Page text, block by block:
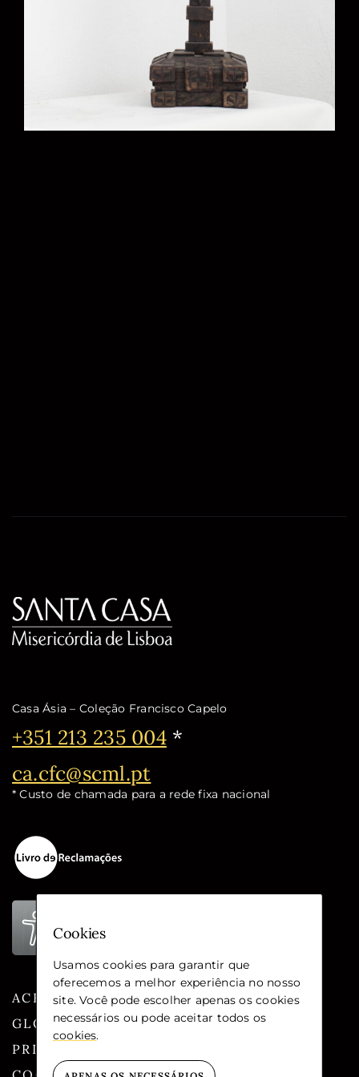
Casa Ásia – Coleção Francisco Capelo
Telefone:
+351 213 235 004*
Email:
ca.cfc@scml.pt
* Custo de chamada para a rede fixa nacional
ACESSIBILIDADE
GLOSSÁRIO
PRIVACIDADE
Cookies
Usamos cookies para garantir que
oferecemos a melhor experiência no nosso
site. Você pode escolher apenas os cookies
necessários ou pode aceitar todos os
cookies.